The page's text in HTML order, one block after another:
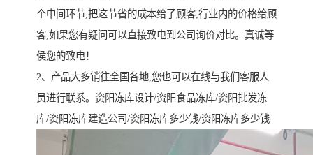
个中间环节,把这节省的成本给了顾客,行业内的价格给顾
客,如果您有疑问可以直接致电到公司询价对比。真诚等
侯您的致电！
2、产品大多销往全国各地,您也可以在线与我们客服人
员进行联系。资阳冻库设计/资阳食品冻库/资阳批发冻
库/资阳冻库建造公司/资阳冻库多少钱/资阳冻库多少钱